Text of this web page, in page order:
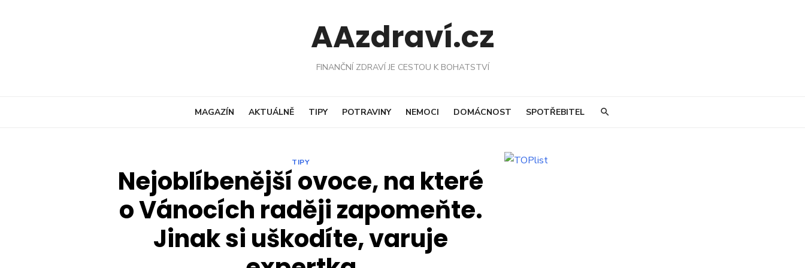
AAzdraví.cz
FINANČNÍ ZDRAVÍ JE CESTOU K BOHATSTVÍ
MAGAZÍN AKTUÁLNĚ TIPY POTRAVINY NEMOCI DOMÁCNOST SPOTŘEBITEL
TIPY
Nejoblíbenější ovoce, na které
o Vánocích raději zapomeňte.
Jinak si uškodíte, varuje